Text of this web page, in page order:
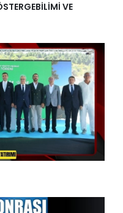
VE